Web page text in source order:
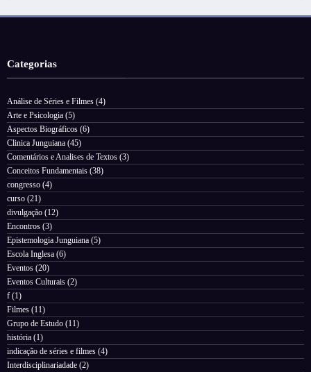
Categorias
Análise de Séries e Filmes (4)
Arte e Psicologia (5)
Aspectos Biográficos (6)
Clinica Junguiana (45)
Comentários e Analises de Textos (3)
Conceitos Fundamentais (38)
congresso (4)
curso (21)
divulgação (12)
Encontros (3)
Epistemologia Junguiana (5)
Escola Inglesa (6)
Eventos (20)
Eventos Culturais (2)
f (1)
Filmes (11)
Grupo de Estudo (11)
história (1)
indicação de séries e filmes (4)
Interdisciplinariadade (2)